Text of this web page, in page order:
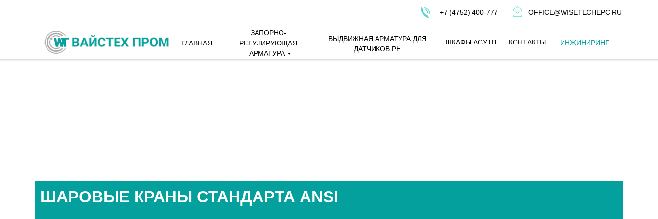
ЗАПОРНО-
РЕГУЛИРУЮЩАЯ
АРМАТУРА
ГЛАВНАЯ ШКАФЫ АСУТП
ВЫДВИЖНАЯ АРМАТУРА ДЛЯ
ДАТЧИКОВ PH
КОНТАКТЫ
OFFICE@WISETECHEPC.RU
+7 (4752) 400-777
ИНЖИНИРИНГ
ШАРОВЫЕ КРАНЫ СТАНДАРТА ANSI